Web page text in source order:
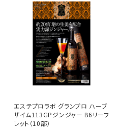
エステプロラボ グランプロ ハーブ
ザイム113GPジンジャー B6リーフ
レット（10部）